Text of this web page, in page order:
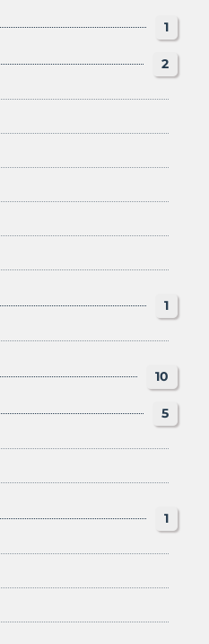
1
2
1
10
5
1